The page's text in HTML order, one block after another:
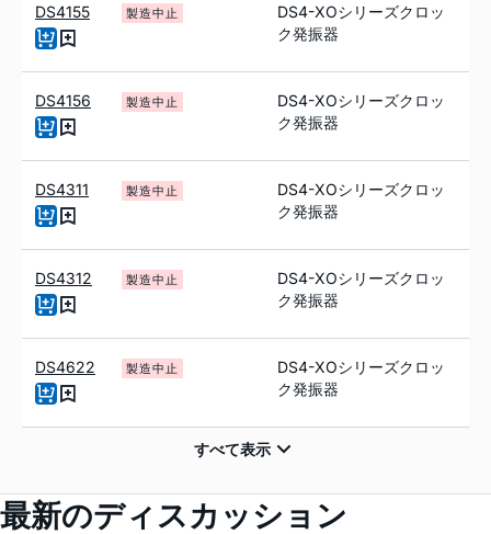
DS4155 製造中止
DS4-XOシリーズクロッ
ク発振器
DS4156 製造中止
DS4-XOシリーズクロッ
ク発振器
DS4311 製造中止
DS4-XOシリーズクロッ
ク発振器
DS4312 製造中止
DS4-XOシリーズクロッ
ク発振器
DS4622 製造中止
DS4-XOシリーズクロッ
ク発振器
最新のディスカッション